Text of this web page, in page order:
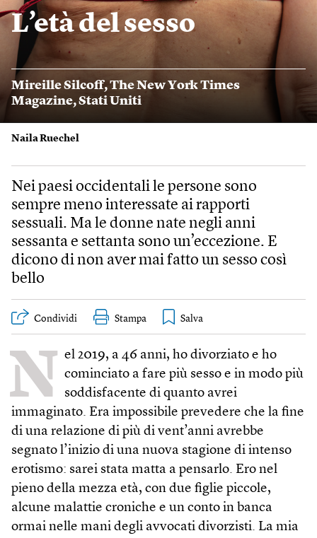
Naila Ruechel
L’età del sesso
Mireille Silcoff,The New York Times
Magazine,Stati Uniti
Nei paesi occidentali le persone sono
sempre meno interessate ai rapporti
sessuali. Ma le donne nate negli anni
sessanta e settanta sono un’eccezione. E
dicono di non aver mai fatto un sesso così
bello
Condividi Stampa
N el 2019, a 46 anni, ho divorziato e ho
cominciato a fare più sesso e in modo più
soddisfacente di quanto avrei
immaginato. Era impossibile prevedere che la fine
di una relazione di più di vent’anni avrebbe
segnato l’inizio di una nuova stagione di intenso
erotismo: sarei stata matta a pensarlo. Ero nel
pieno della mezza età, con due figlie piccole,
alcune malattie croniche e un conto in banca
ormai nelle mani degli avvocati divorzisti. La mia